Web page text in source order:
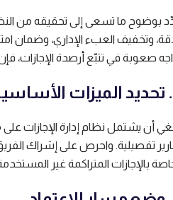
بوضوح ما تسعى إلى تحقيقه من
وتخفيف العبء الإداري، وضمان
صعوبة في تتبّع أرصدة الإجازات،
أن يشتمل نظام إدارة الإجازات
تفصيلية. واحرص على إشراك
بالإجازات المتراكمة غير